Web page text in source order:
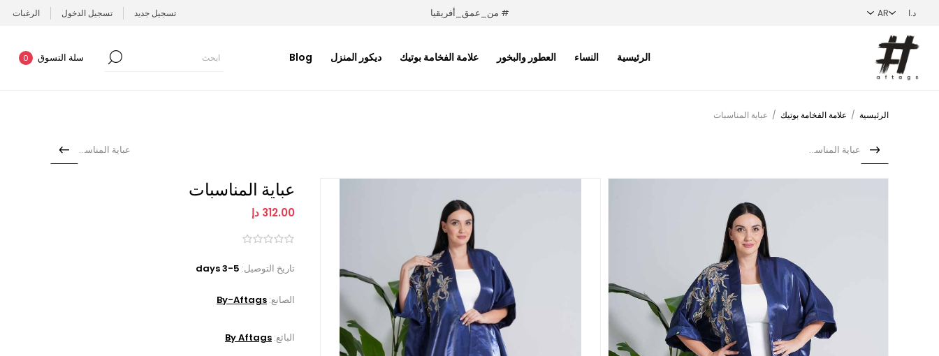
# من_عمق_أفريقيا تسجيل جديد تسجيل الدخول الرغبات
الرئيسية النساء العطور والبخور علامة الفخامة بوتيك ديكور المنزل Blog سلة التسوق 0
الرئيسية / علامة الفخامة بوتيك / عباية المناسبات
عباية المناسبات عباية المناسبات
عباية المناسبات
312.00 دإ
تاريخ التوصيل: 3-5 days
الصانع: By-Aftags
البائع: By Aftags